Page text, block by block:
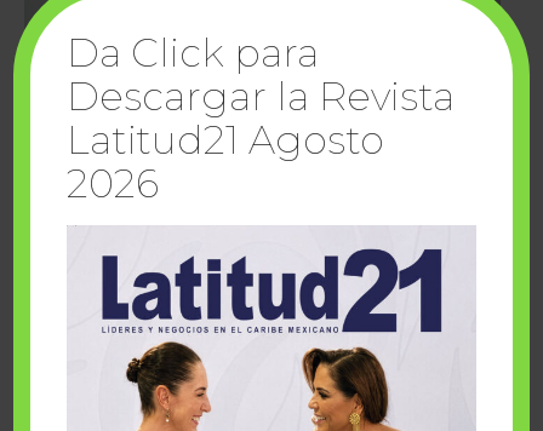
Cuando la solidaridad inspira; cumplen
sueños Fairmont Mayakoba y Make-A-Wish
Da Click para
Descargar la Revista
Latitud21 Agosto
2026